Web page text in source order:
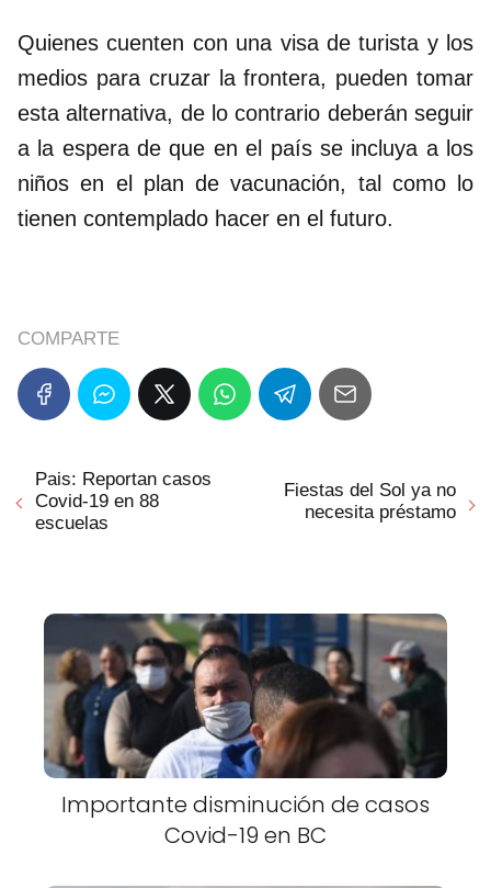
Quienes cuenten con una visa de turista y los
medios para cruzar la frontera, pueden tomar
esta alternativa, de lo contrario deberán seguir
a la espera de que en el país se incluya a los
niños en el plan de vacunación, tal como lo
tienen contemplado hacer en el futuro.
COMPARTE
Pais: Reportan casos
Covid-19 en 88
escuelas
Fiestas del Sol ya no
necesita préstamo
Importante disminución de casos
Covid-19 en BC